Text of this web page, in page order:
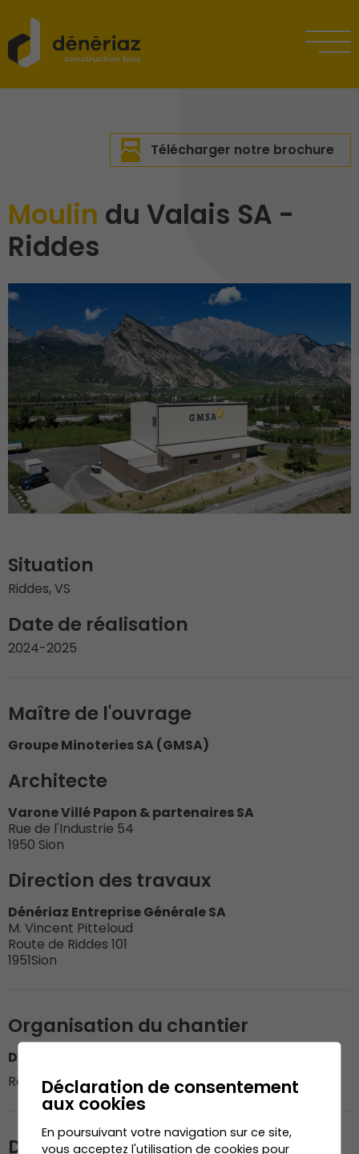
Télécharger notre brochure
Moulin du Valais SA -
Riddes
Situation
Riddes, VS
Date de réalisation
2024-2025
Maître de l'ouvrage
Groupe Minoteries SA (GMSA)
Architecte
Varone Villé Papon & partenaires SA
Rue de l'Industrie 54
1950 Sion
Direction des travaux
Dénériaz Entreprise Générale SA
M. Vincent Pitteloud
Route de Riddes 101
1951Sion
Organisation du chantier
Dénériaz Construction Bois SA
Responsable du chantier : M. Jonathan Bornet
Description de l'ouvrage
Déclaration de consentement
aux cookies
En poursuivant votre navigation sur ce site,
vous acceptez l'utilisation de cookies pour